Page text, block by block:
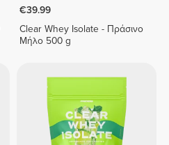
€39.99
Clear Whey Isolate - Πράσινο
Μήλο 500 g